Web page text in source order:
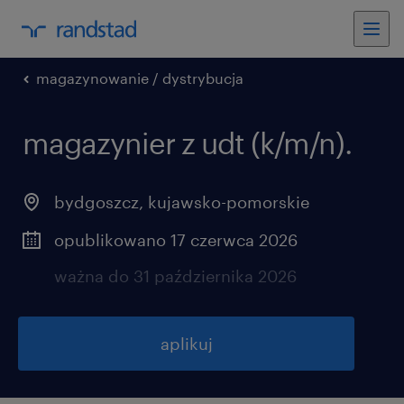
magazynowanie / dystrybucja
magazynier z udt (k/m/n).
bydgoszcz, kujawsko-pomorskie
opublikowano 17 czerwca 2026
ważna do 31 października 2026
aplikuj